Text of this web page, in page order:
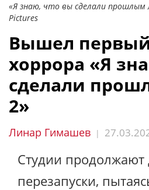
«Я знаю, что вы сделали прошлым
Pictures
Вышел
хоррора «Я
сделали
2»
Линар Гимашев |
Студии продолжают
перезапуски,